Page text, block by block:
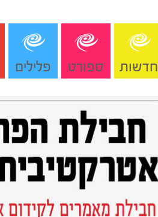
חדשות ספורט פלילים